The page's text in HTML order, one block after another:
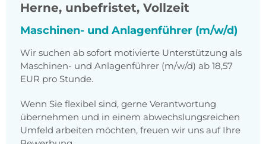
Herne, unbefristet, Vollzeit
Maschinen- und Anlagenführer (m/w/d)
Wir suchen ab sofort motivierte Unterstützung als
Maschinen- und Anlagenführer (m/w/d) ab 18,57
EUR pro Stunde.
Wenn Sie flexibel sind, gerne Verantwortung
übernehmen und in einem abwechslungsreichen
Umfeld arbeiten möchten, freuen wir uns auf Ihre